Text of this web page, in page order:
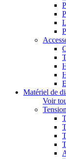
Matériel de
Voir